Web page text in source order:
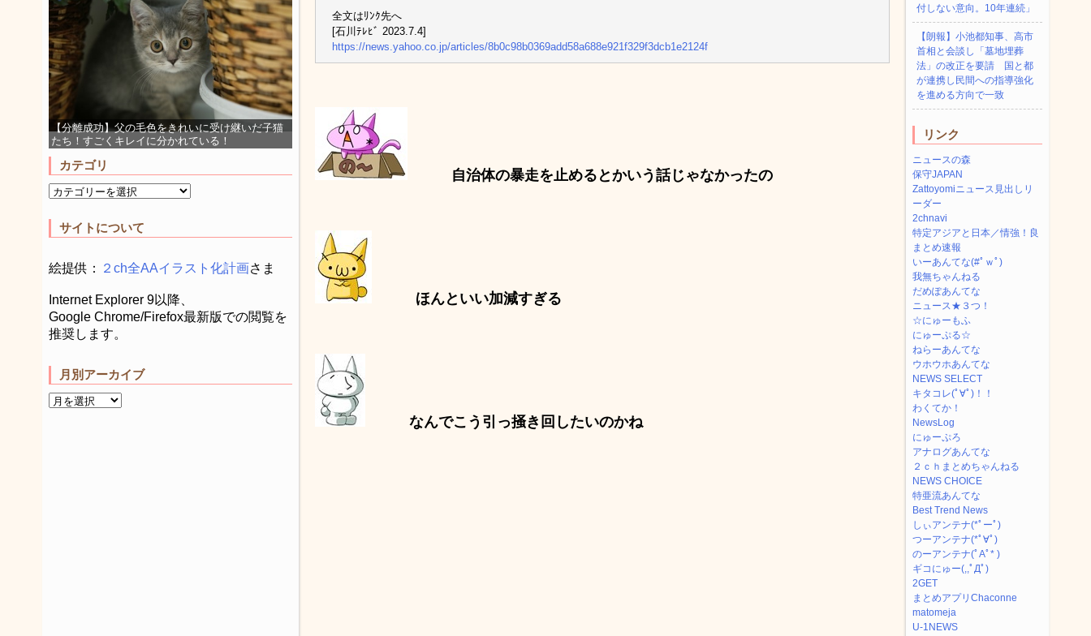
【分離成功】父の毛色をきれいに受け継いだ子猫
たち！すごくキレイに分かれている！
カテゴリ
サイトについて
絵提供： ２ch全AAイラスト化計画さま
Internet Explorer 9以降、
Google Chrome/Firefox最新版での閲覧を
推奨します。
月別アーカイブ
全文はﾘﾝｸ先へ
[石川ﾃﾚﾋﾞ 2023.7.4]
https://news.yahoo.co.jp/articles/8b0c98b0369add58a688e921f329f3dcb1e2124f
自治体の暴走を止めるとかいう話じゃなかったの
ほんといい加減すぎる
なんでこう引っ掻き回したいのかね
付しない意向。10年連続」
【朗報】小池都知事、高市
首相と会談し「墓地埋葬
法」の改正を要請 国と都
が連携し民間への指導強化
を進める方向で一致
リンク
ニュースの森
保守JAPAN
Zattoyomiニュース見出しリ
ーダー
2chnavi
特定アジアと日本／情強！良
まとめ速報
いーあんてな(#ﾟｗﾟ)
我無ちゃんねる
だめぽあんてな
ニュース★３つ！
☆にゅーもふ
にゅーぷる☆
ねらーあんてな
ウホウホあんてな
NEWS SELECT
キタコレ(ﾟ∀ﾟ)！！
わくてか！
NewsLog
にゅーぷろ
アナログあんてな
２ｃｈまとめちゃんねる
NEWS CHOICE
特亜流あんてな
Best Trend News
しぃアンテナ(*ﾟーﾟ)
つーアンテナ(*ﾟ∀ﾟ)
のーアンテナ(ﾟAﾟ* )
ギコにゅー(,,ﾟДﾟ)
2GET
まとめアプリChaconne
matomeja
U-1NEWS